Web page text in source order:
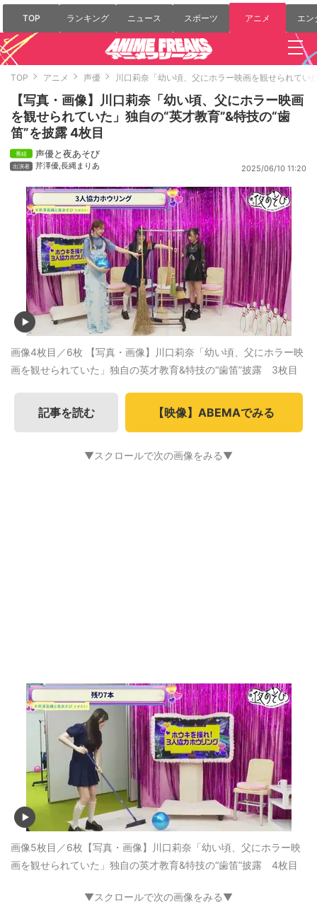
TOP ランキング ニュース スポーツ アニメ エン
TOP アニメ 声優 川口莉奈「幼い頃、父にホラー映画を観せられてい
【写真・画像】川口莉奈「幼い頃、父にホラー映画
を観せられていた」独自の“英才教育”&特技の“歯
笛”を披露 4枚目
声優と夜あそび
芹澤優,長縄まりあ 2025/06/10 11:20
画像4枚目／6枚 【写真・画像】川口莉奈「幼い頃、父にホラー映
画を観せられていた」独自の英才教育&特技の“歯笛”披露 3枚目
記事を読む 【映像】ABEMAでみる
▼スクロールで次の画像をみる▼
画像5枚目／6枚 【写真・画像】川口莉奈「幼い頃、父にホラー映
画を観せられていた」独自の英才教育&特技の“歯笛”披露 4枚目
▼スクロールで次の画像をみる▼